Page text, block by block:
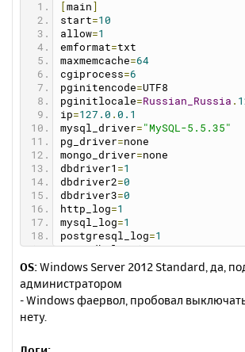
main
start=10
allow=1
emformat=txt
maxmemcache=64
cgiprocess=6
pginitencode=UTF8
pginitlocale=Russian_Russia .
ip=127.0 . 0.1
mysql_driver= "MySQL-5.5.35"
pg_driver=none
mongo_driver=none
dbdriver1 =1
dbdriver2=0
dbdriver3=0
http_log=1
mysql_log=1
postgresql_log=1
mongodb_log=1
dns_log=1
debugmail=
mysqlcharset =utf8_general_ci
OS:Windows Server 2012 Standard, да,
администратором
- Windows фаервол, пробовал
нету.